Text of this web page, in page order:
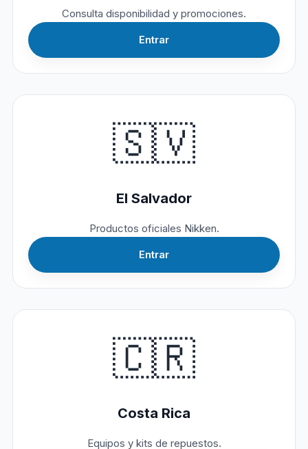
Consulta disponibilidad y promociones.
Entrar
🇸🇻
El Salvador
Productos oficiales Nikken.
Entrar
🇨🇷
Costa Rica
Equipos y kits de repuestos.